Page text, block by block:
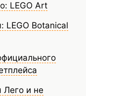
LEGO Art
LEGO Botanical
Лего и не